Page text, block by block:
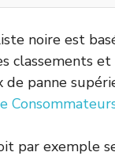
noire est
classements
panne
par exemple